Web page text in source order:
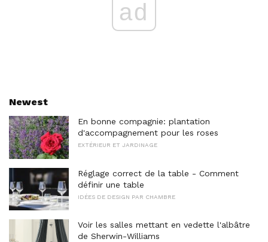
ad
Newest
En bonne compagnie: plantation
d'accompagnement pour les roses
EXTÉRIEUR ET JARDINAGE
Réglage correct de la table - Comment
définir une table
IDÉES DE DESIGN PAR CHAMBRE
Voir les salles mettant en vedette l'albâtre
de Sherwin-Williams